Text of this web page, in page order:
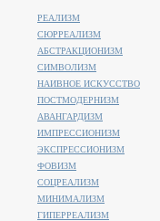
РЕАЛИЗМ
СЮРРЕАЛИЗМ
АБСТРАКЦИОНИЗМ
СИМВОЛИЗМ
НАИВНОЕ ИСКУССТВО
ПОСТМОДЕРНИЗМ
АВАНГАРДИЗМ
ИМПРЕССИОНИЗМ
ЭКСПРЕССИОНИЗМ
ФОВИЗМ
СОЦРЕАЛИЗМ
МИНИМАЛИЗМ
ГИПЕРРЕАЛИЗМ